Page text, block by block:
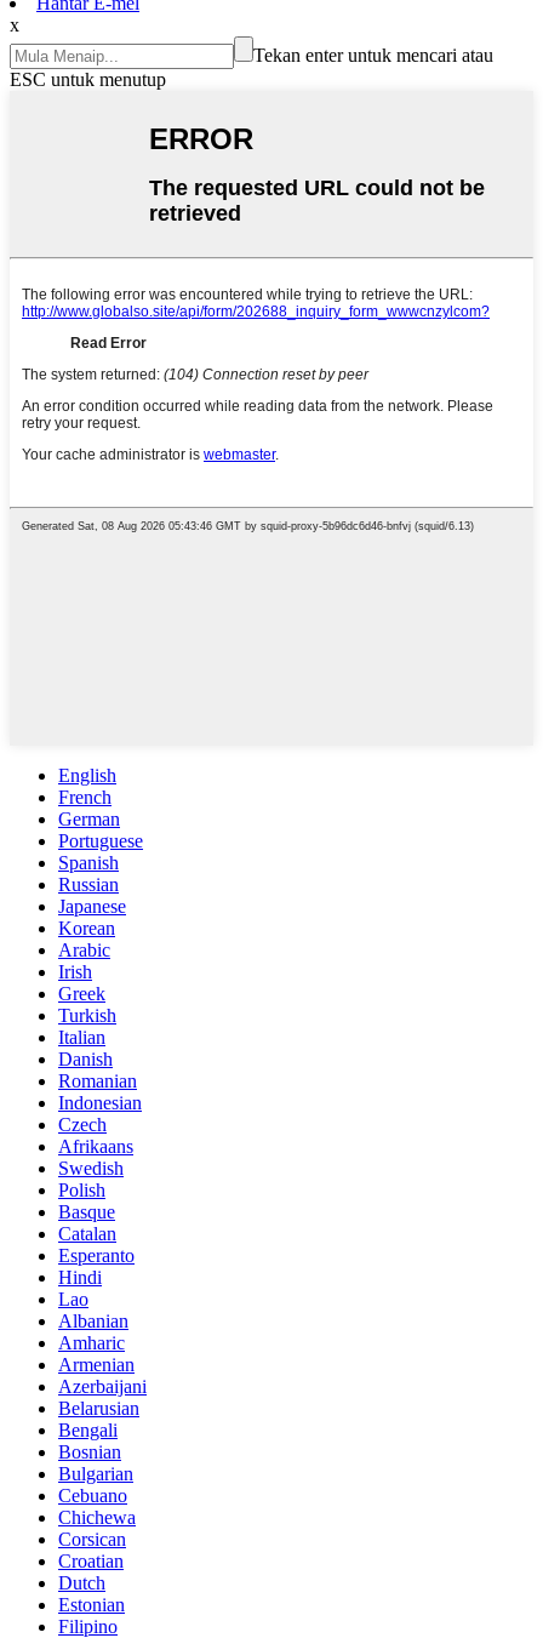
x
Tekan enter untuk mencari atau
ESC untuk menutup
English
French
German
Portuguese
Spanish
Russian
Japanese
Korean
Arabic
Irish
Greek
Turkish
Italian
Danish
Romanian
Indonesian
Czech
Afrikaans
Swedish
Polish
Basque
Catalan
Esperanto
Hindi
Lao
Albanian
Amharic
Armenian
Azerbaijani
Belarusian
Bengali
Bosnian
Bulgarian
Cebuano
Chichewa
Corsican
Croatian
Dutch
Estonian
Filipino